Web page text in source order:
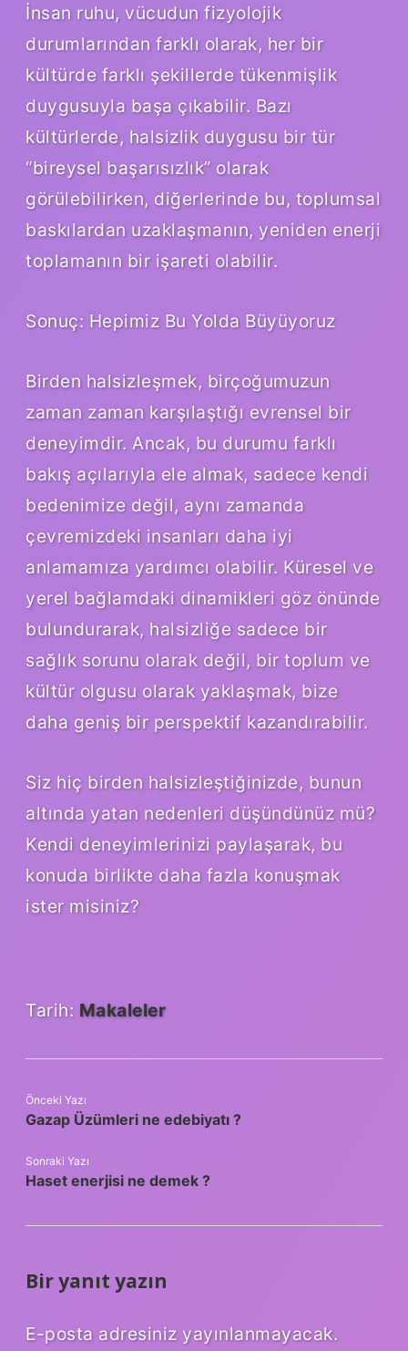
İnsan ruhu, vücudun fizyolojik
durumlarından farklı olarak, her bir
kültürde farklı şekillerde tükenmişlik
duygusuyla başa çıkabilir. Bazı
kültürlerde, halsizlik duygusu bir tür
“bireysel başarısızlık” olarak
görülebilirken, diğerlerinde bu, toplumsal
baskılardan uzaklaşmanın, yeniden enerji
toplamanın bir işareti olabilir.
Sonuç: Hepimiz Bu Yolda Büyüyoruz
Birden halsizleşmek, birçoğumuzun
zaman zaman karşılaştığı evrensel bir
deneyimdir. Ancak, bu durumu farklı
bakış açılarıyla ele almak, sadece kendi
bedenimize değil, aynı zamanda
çevremizdeki insanları daha iyi
anlamamıza yardımcı olabilir. Küresel ve
yerel bağlamdaki dinamikleri göz önünde
bulundurarak, halsizliğe sadece bir
sağlık sorunu olarak değil, bir toplum ve
kültür olgusu olarak yaklaşmak, bize
daha geniş bir perspektif kazandırabilir.
Siz hiç birden halsizleştiğinizde, bunun
altında yatan nedenleri düşündünüz mü?
Kendi deneyimlerinizi paylaşarak, bu
konuda birlikte daha fazla konuşmak
ister misiniz?
Tarih: Makaleler
Önceki Yazı
Gazap Üzümleri ne edebiyatı ?
Sonraki Yazı
Haset enerjisi ne demek ?
Bir yanıt yazın
E-posta adresiniz yayınlanmayacak.